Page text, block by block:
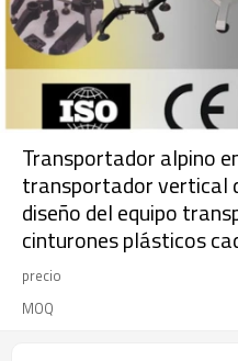
Transportador alpino
transportador vertical
diseño del equipo
cinturones plásticos
precio
MOQ